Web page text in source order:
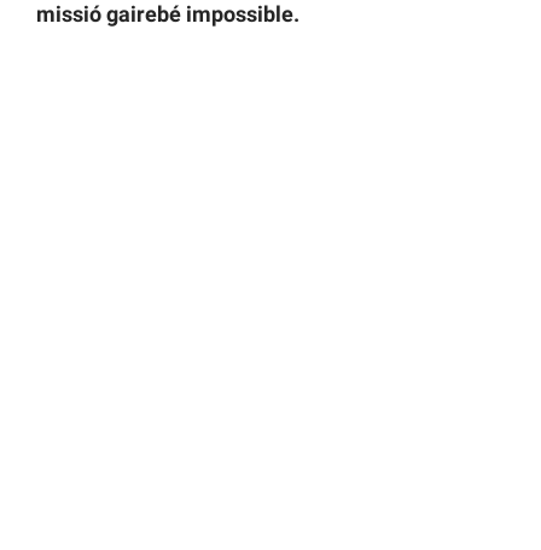
missió gairebé impossible.